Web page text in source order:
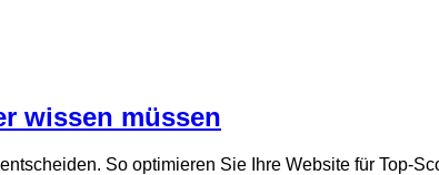
wissen müssen
So optimieren Sie Ihre Website für Top-